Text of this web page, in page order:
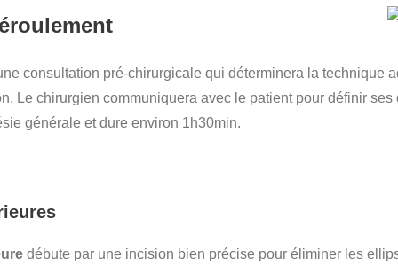
consultation pré-chirurgicale qui déterminera la technique
Le chirurgien communiquera avec le patient pour définir
générale et dure environ 1h30min.
débute par une incision bien précise pour éliminer les